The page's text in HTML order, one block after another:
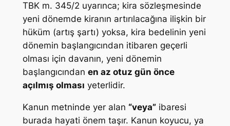
TBK m. 345/2 uyarınca; kira sözleşmesinde
yeni dönemde kiranın artırılacağına ilişkin bir
hüküm (artış şartı) yoksa, kira bedelinin yeni
dönemin başlangıcından itibaren geçerli
olması için davanın, yeni dönemin
başlangıcından en az otuz gün önce
açılmış olması yeterlidir.
Kanun metninde yer alan “veya”ibaresi
burada hayati önem taşır. Kanun koyucu, ya